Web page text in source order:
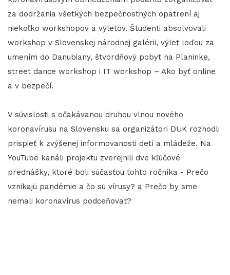
za dodržania všetkých bezpečnostných opatrení aj
niekoľko workshopov a výletov. Študenti absolvovali
workshop v Slovenskej národnej galérii, výlet loďou za
umením do Danubiany, štvordňový pobyt na Planinke,
street dance workshop i IT workshop – Ako byť online
a v bezpečí.
V súvislosti s očakávanou druhou vlnou nového
koronavírusu na Slovensku sa organizátori DUK rozhodli
prispieť k zvýšenej informovanosti detí a mládeže. Na
YouTube kanáli projektu zverejnili dve kľúčové
prednášky, ktoré boli súčasťou tohto ročníka - Prečo
vznikajú pandémie a čo sú vírusy? a Prečo by sme
nemali koronavírus podceňovať?